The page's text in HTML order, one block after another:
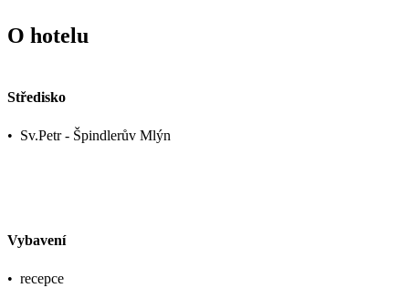
O hotelu
Středisko
• Sv.Petr - Špindlerův Mlýn
Vybavení
• recepce